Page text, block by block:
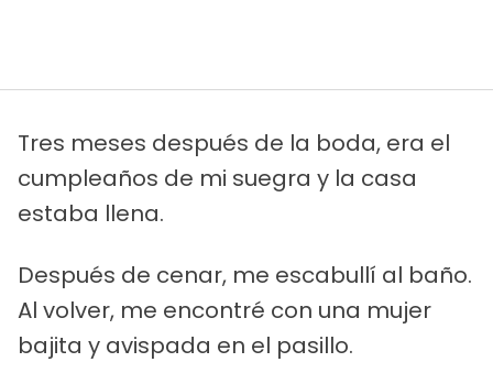
Tres meses después de la boda, era el
cumpleaños de mi suegra y la casa
estaba llena.
Después de cenar, me escabullí al baño.
Al volver, me encontré con una mujer
bajita y avispada en el pasillo.